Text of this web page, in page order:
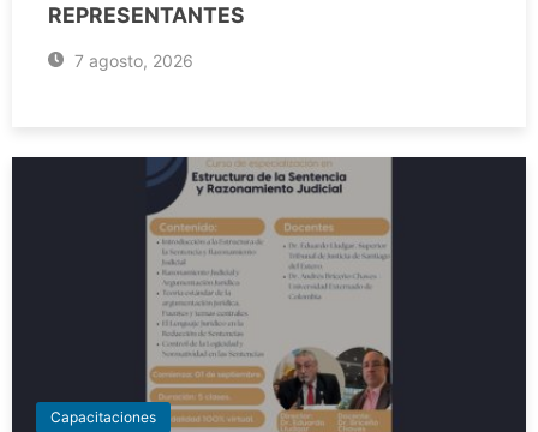
REPRESENTANTES
7 agosto, 2026
Capacitaciones